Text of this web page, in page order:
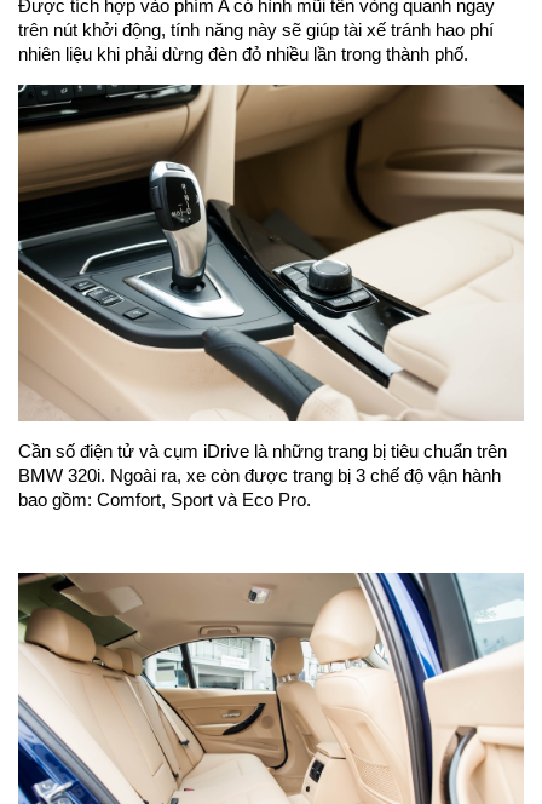
Được tích hợp vào phím A có hình mũi tên vòng quanh ngay
trên nút khởi động, tính năng này sẽ giúp tài xế tránh hao phí
nhiên liệu khi phải dừng đèn đỏ nhiều lần trong thành phố.
Cần số điện tử và cụm iDrive là những trang bị tiêu chuẩn trên
BMW 320i. Ngoài ra, xe còn được trang bị 3 chế độ vận hành
bao gồm: Comfort, Sport và Eco Pro.